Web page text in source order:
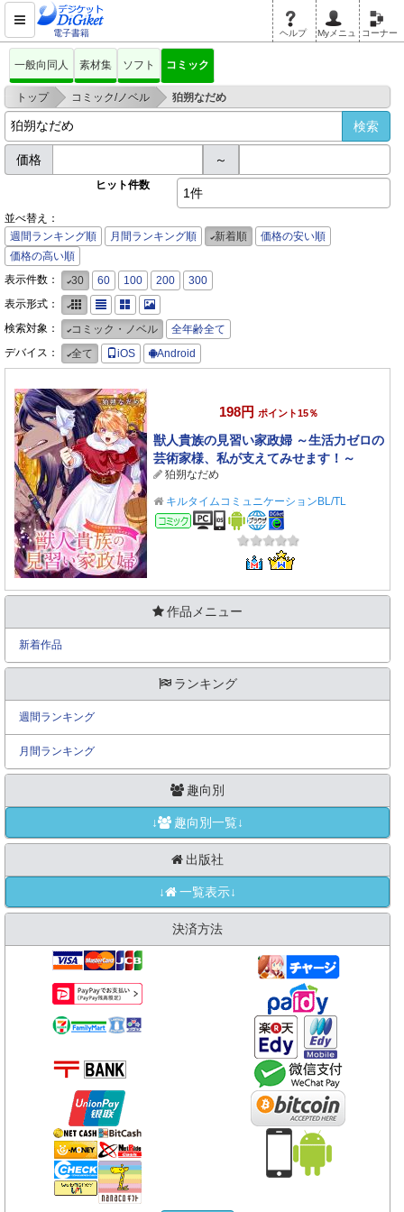
電子書籍 ヘルプ Myメニュ コーナー
一般向同人 素材集 ソフト コミック
トップ > コミック/ノベル > 狛朔なだめ
価格 ～
ヒット件数
1件
並べ替え：
週間ランキング順
月間ランキング順 新着順
価格の安い順
価格の高い順
表示件数：
30 60 100 200
300
表示形式：
検索対象：
コミック・ノベル
全年齢全て
デバイス：
全て iOS Android
198円 ポイント15％
獣人貴族の見習い家政婦 ～生活力ゼロの
芸術家様、私が支えてみせます！～
狛朔なだめ
キルタイムコミュニケーションBL/TL
コミック
作品メニュー
新着作品
ランキング
週間ランキング
月間ランキング
趣向別
↓ 趣向別一覧↓
出版社
↓ 一覧表示↓
決済方法